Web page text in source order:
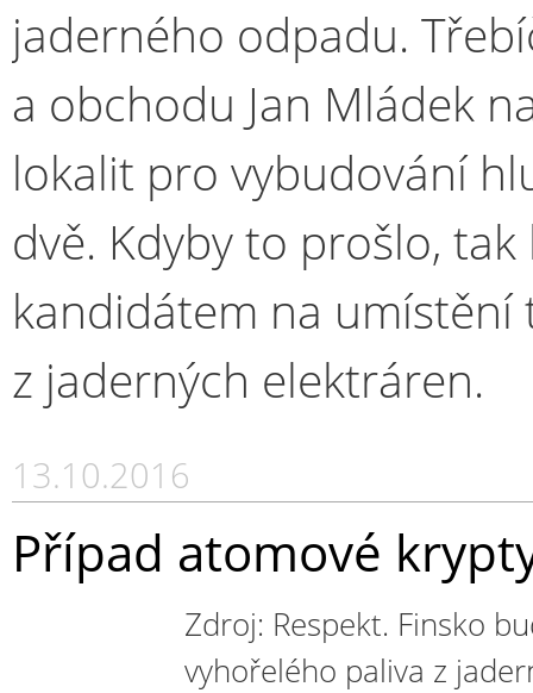
jaderného odpadu.
a obchodu Jan Mládek
lokalit pro vybudování
dvě. Kdyby to prošlo,
kandidátem na
z jaderných elektráren.
13.10.2016
Případ atomové
Zdroj: Respekt. Finsko
vyhořelého paliva z